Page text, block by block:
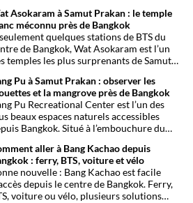
thaïlandaise. Entre son célèbre
aux tissus, ses restaurants
ses épiceries et son
temple sikh, ce quartier
une immersion dépaysante au cœur de
Asokaram à Samut Prakan : le temple
méconnu près de Bangkok
quelques stations de BTS du
de Bangkok, Wat Asokaram est l’un
temples les plus surprenants de Samut
l’architecture birmane, son atmosphère
et son importance dans la pratique
la méditation, il offre une excursion
loin des circuits touristiques
Pu à Samut Prakan : observer les
et la mangrove près de Bangkok
Pu Recreational Center est l’un des
beaux espaces naturels accessibles
Bangkok. Situé à l’embouchure du
sur le golfe de Thaïlande, des
préservées et l’observation de
d’oiseaux migrateurs chaque année.
aller à Bang Kachao depuis
: ferry, BTS, voiture et vélo
nouvelle : Bang Kachao est facile
depuis le centre de Bangkok. Ferry,
voiture ou vélo, plusieurs solutions